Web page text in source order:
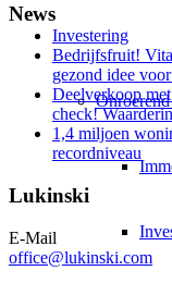
Investering
News
Bedrijfsfruit!
gezond idee
Deelverkoop
check!
1,4 miljoen
recordniveau
Lukinski
E-Mail
office@lukinski.com